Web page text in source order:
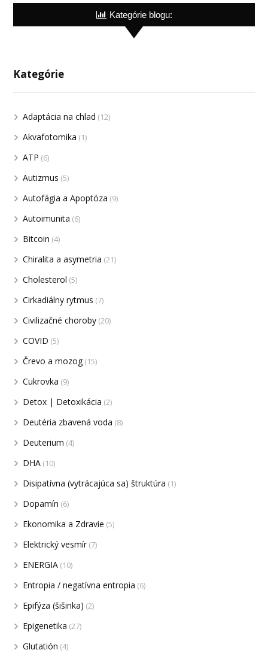
Kategórie blogu:
Kategórie
Adaptácia na chlad (12)
Akvafotomika (1)
ATP (6)
Autizmus (5)
Autofágia a Apoptóza (9)
Autoimunita (6)
Bitcoin (4)
Chiralita a asymetria (21)
Cholesterol (5)
Cirkadiálny rytmus (7)
Civilizačné choroby (20)
COVID (5)
Črevo a mozog (15)
Cukrovka (9)
Detox | Detoxikácia (2)
Deutéria zbavená voda (8)
Deuterium (4)
DHA (10)
Disipatívna (vytrácajúca sa) štruktúra (1)
Dopamín (6)
Ekonomika a Zdravie (5)
Elektrický vesmír (7)
ENERGIA (10)
Entropia / negatívna entropia (6)
Epifýza (šišinka) (2)
Epigenetika (27)
Glutatión (4)